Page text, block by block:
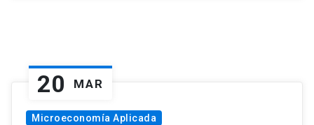
20 MAR
Microeconomía Aplicada